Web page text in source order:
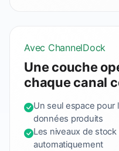
Avec ChannelDock
Une couche
chaque canal
Un seul espace pour
données produits
Les niveaux de
automatiquement